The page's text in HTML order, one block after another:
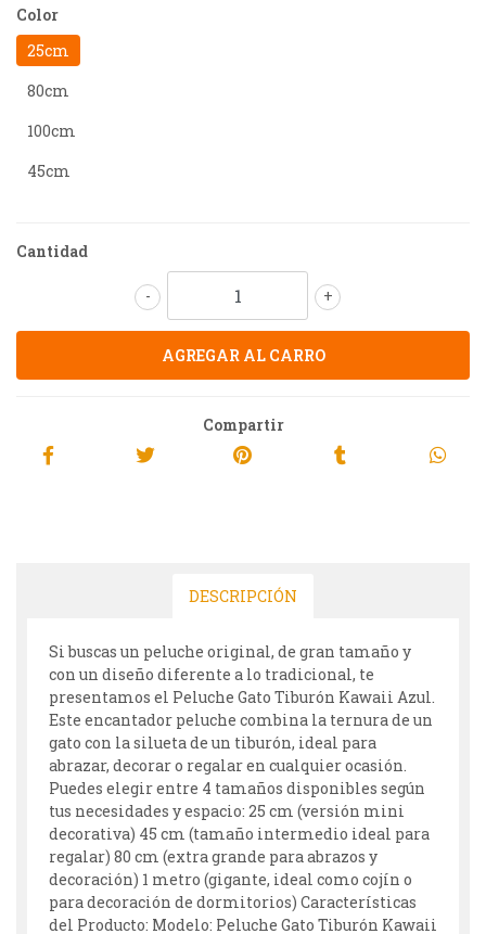
Color
25cm
80cm
100cm
45cm
Cantidad
+
-
Compartir
DESCRIPCIÓN
Si buscas un peluche original, de gran tamaño y
con un diseño diferente a lo tradicional, te
presentamos el Peluche Gato Tiburón Kawaii Azul.
Este encantador peluche combina la ternura de un
gato con la silueta de un tiburón, ideal para
abrazar, decorar o regalar en cualquier ocasión.
Puedes elegir entre 4 tamaños disponibles según
tus necesidades y espacio: 25 cm (versión mini
decorativa) 45 cm (tamaño intermedio ideal para
regalar) 80 cm (extra grande para abrazos y
decoración) 1 metro (gigante, ideal como cojín o
para decoración de dormitorios) Características
del Producto: Modelo: Peluche Gato Tiburón Kawaii